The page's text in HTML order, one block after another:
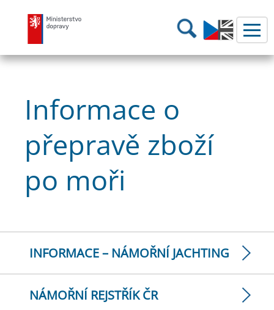
Ministerstvo dopravy Hledání
Informace o
přepravě zboží
po moři
INFORMACE – NÁMOŘNÍ JACHTING
NÁMOŘNÍ REJSTŘÍK ČR